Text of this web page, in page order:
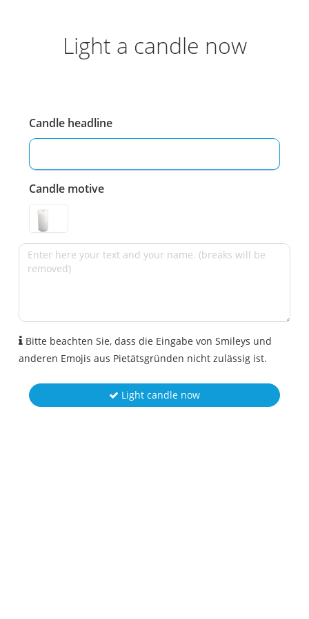
Light a candle now
Candle headline
Candle motive
Bitte beachten Sie, dass die Eingabe von Smileys und
anderen Emojis aus Pietätsgründen nicht zulässig ist.
Light candle now